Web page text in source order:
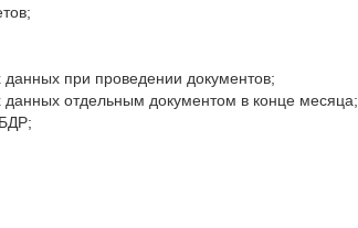
при проведении документов;
отдельным документом в конце месяца;